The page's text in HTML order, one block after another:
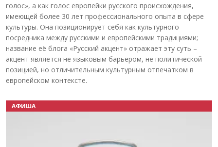
голос», а как голос европейки русского происхождения,
имеющей более 30 лет профессионального опыта в сфере
культуры. Она позиционирует себя как культурного
посредника между русскими и европейскими традициями;
название её блога «Русский акцент» отражает эту суть –
акцент является не языковым барьером, не политической
позицией, но отличительным культурным отпечатком в
европейском контексте.
АФИША